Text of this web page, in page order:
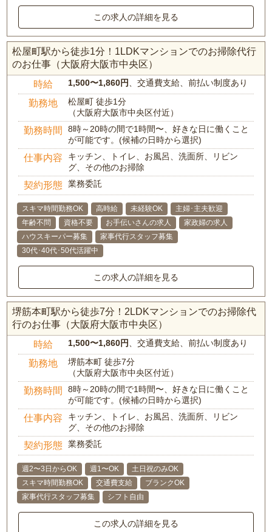
この求人の詳細を見る
松屋町駅から徒歩1分！1LDKマンションでのお掃除代行
のお仕事（大阪府大阪市中央区）
時給 1,500〜1,860円 、交通費支給、前払い制度あり
勤務地
松屋町 徒歩1分
（大阪府大阪市中央区付近）
勤務時間
8時～20時の間で1時間〜、好きな日に働くこと
が可能です。(候補の日時から選択)
仕事内容
キッチン、トイレ、お風呂、洗面所、リビン
グ、その他のお掃除
契約形態 業務委託
スキマ時間勤務OK 高時給 未経験OK
主婦･主夫歓迎
年齢不問
資格不要 お手伝いさんの求人
家政婦の求人
ハウスキーパー募集
家事代行スタッフ募集
30代･40代･50代活躍中
この求人の詳細を見る
堺筋本町駅から徒歩7分！2LDKマンションでのお掃除代
行のお仕事（大阪府大阪市中央区）
時給 1,500〜1,860円 、交通費支給、前払い制度あり
勤務地
堺筋本町 徒歩7分
（大阪府大阪市中央区付近）
勤務時間
8時～20時の間で1時間〜、好きな日に働くこと
が可能です。(候補の日時から選択)
仕事内容
キッチン、トイレ、お風呂、洗面所、リビン
グ、その他のお掃除
契約形態 業務委託
週2〜3日からOK 週1〜OK
土日祝のみOK
スキマ時間勤務OK
交通費支給
ブランクOK
家事代行スタッフ募集
シフト自由
この求人の詳細を見る